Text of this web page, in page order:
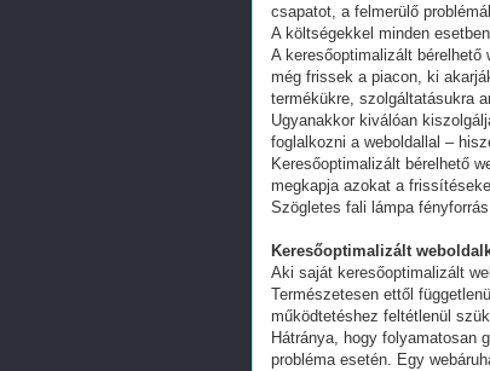
csapatot, a felmerülő
A költségekkel minden
A keresőoptimalizált
még frissek a piacon, ki
termékükre, szolgáltatásukra
Ugyanakkor kiválóan
foglalkozni a weboldallal –
Keresőoptimalizált bérelhető
megkapja azokat a
Szögletes fali lámpa
Keresőoptimalizált
Aki saját keresőoptimalizált
Természetesen ettől
működtetéshez feltétlenül
Hátránya, hogy folyamatosan
probléma esetén. Egy